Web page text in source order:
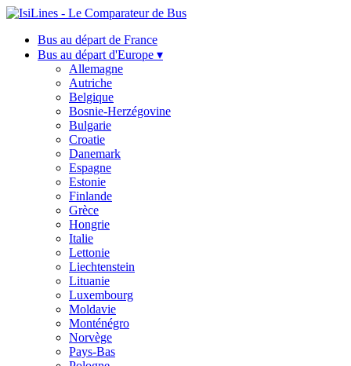
Bus au départ de France
Bus au départ d'Europe ▾
Allemagne
Autriche
Belgique
Bosnie-Herzégovine
Bulgarie
Croatie
Danemark
Espagne
Estonie
Finlande
Grèce
Hongrie
Italie
Lettonie
Liechtenstein
Lituanie
Luxembourg
Moldavie
Monténégro
Norvège
Pays-Bas